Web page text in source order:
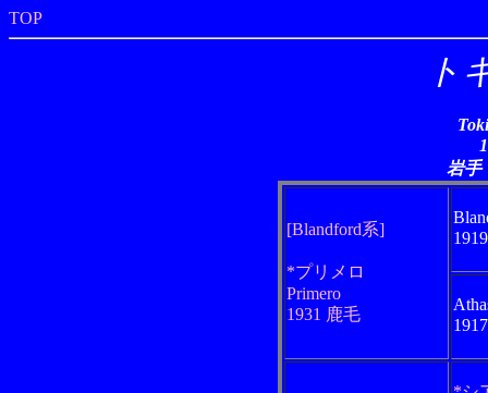
TOP
ト
岩手
[Blandford系]
*プリメロ
Primero
1931 鹿毛